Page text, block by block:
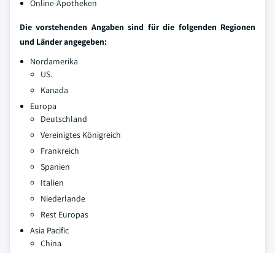
Online-Apotheken
Die vorstehenden Angaben sind für die folgenden Regionen
und Länder angegeben:
Nordamerika
US.
Kanada
Europa
Deutschland
Vereinigtes Königreich
Frankreich
Spanien
Italien
Niederlande
Rest Europas
Asia Pacific
China